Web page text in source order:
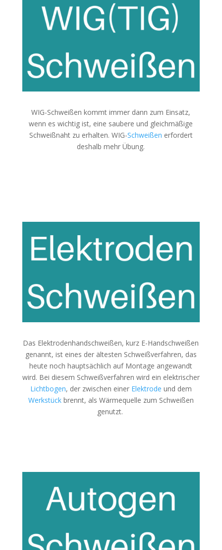
WIG-Schweißen kommt immer dann zum Einsatz,
wenn es wichtig ist, eine saubere und gleichmäßige
Schweißnaht zu erhalten. WIG-Schweißen erfordert
deshalb mehr Übung.
Das Elektrodenhandschweißen, kurz E-Handschweißen
genannt, ist eines der ältesten Schweißverfahren, das
heute noch hauptsächlich auf Montage angewandt
wird. Bei diesem Schweißverfahren wird ein elektrischer
Lichtbogen, der zwischen einer Elektrode und dem
Werkstückbrennt, als Wärmequelle zum Schweißen
genutzt.